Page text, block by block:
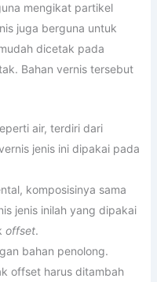
mengikat partikel
juga berguna untuk
dicetak pada
Bahan vernis tersebut
air, terdiri dari
jenis ini dipakai pada
komposisinya sama
jenis inilah yang dipakai
offset.
bahan penolong.
offset harus ditambah